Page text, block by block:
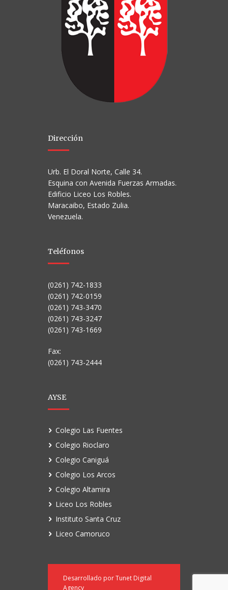
Dirección
Urb. El Doral Norte, Calle 34.
Esquina con Avenida Fuerzas Armadas.
Edificio Liceo Los Robles.
Maracaibo, Estado Zulia.
Venezuela.
Teléfonos
(0261) 742-1833
(0261) 742-0159
(0261) 743-3470
(0261) 743-3247
(0261) 743-1669
Fax:
(0261) 743-2444
AYSE
Colegio Las Fuentes
Colegio Rioclaro
Colegio Caniguá
Colegio Los Arcos
Colegio Altamira
Liceo Los Robles
Instituto Santa Cruz
Liceo Camoruco
Desarrollado porTunet Digital
Agency